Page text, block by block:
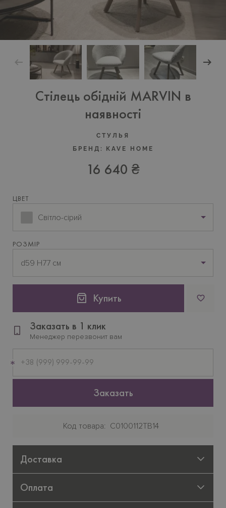
Стілець обідній MARVIN в
наявності
CТУЛЬЯ
БРЕНД:
KAVE HOME
16 640 ₴
ЦВЕТ
Світло-сірий
РОЗМІР
d59 H77 см
Купить
Заказать в 1 клик
Менеджер перезвонит вам
телефон
Заказать
Код товара C0100112TB14
Доставка
Оплата